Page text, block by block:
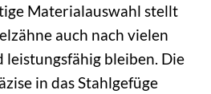
Materialauswahl stellt
auch nach vielen
leistungsfähig bleiben. Die
in das Stahlgefüge